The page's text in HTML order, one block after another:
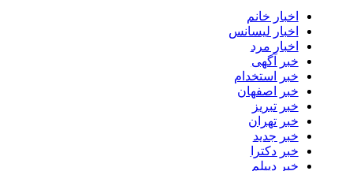
اخبار خانم
اخبار لیسانس
اخبار مرد
خبر آگهی
خبر استخدام
خبر اصفهان
خبر تبریز
خبر تهران
خبر جدید
خبر دکترا
خبر دیپلم